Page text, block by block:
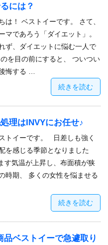
には？
は！ ベストイーです。 さて、
マであろう「ダイエット」。
ず、ダイエットに悩む一人で
を目の前にすると、 ついつい
悔する …
続きを読む
理はINVYにお任せ♪
トイーです。 日差しも強く
を感じる季節となりました
気温が上昇し、布面積が狭
時期、 多くの女性を悩ませる
続きを読む
品ベストイーで急遽取り